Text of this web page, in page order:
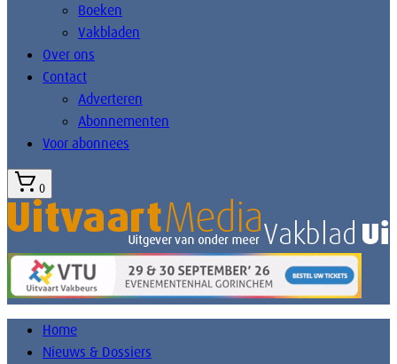
Boeken
Vakbladen
Over ons
Contact
Adverteren
Abonnementen
Voor abonnees
0
Home
Nieuws & Dossiers